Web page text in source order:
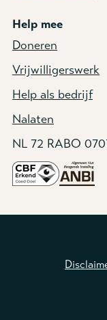
Help mee
Doneren
Vrijwilligerswerk
Help als bedrijf
Nalaten
NL 72 RABO